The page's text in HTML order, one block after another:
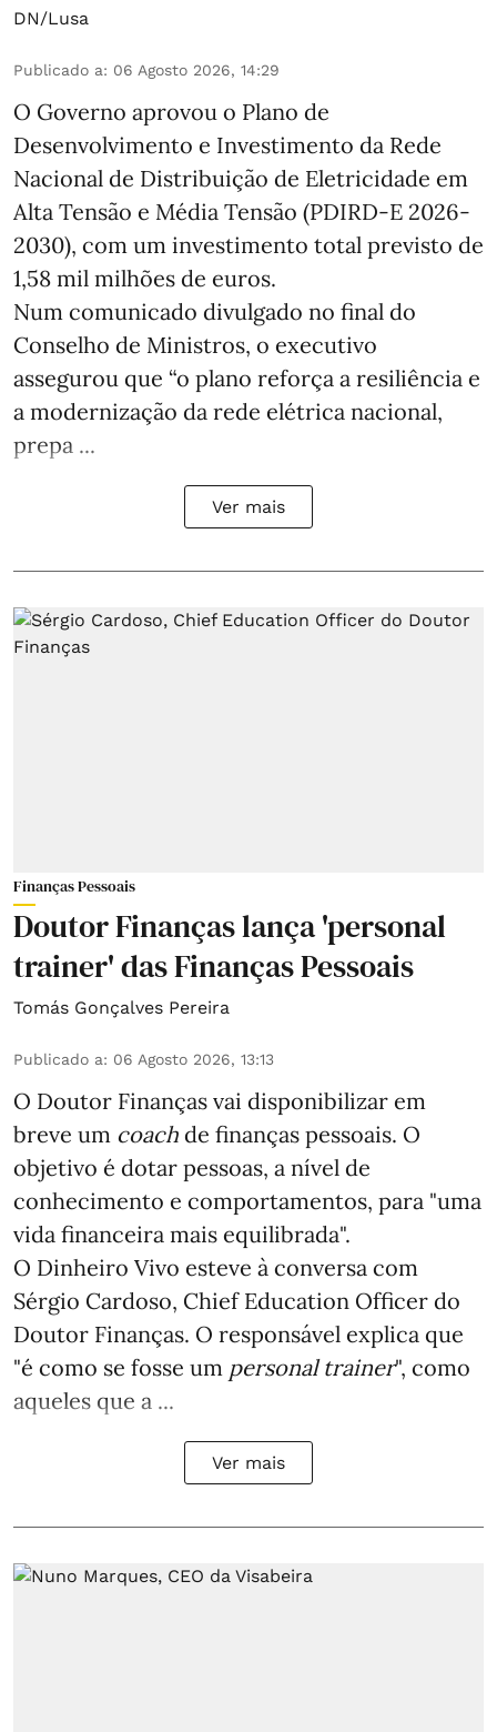
DN/Lusa
Publicado a: 06 Agosto 2026, 14:29
O Governo aprovou o Plano de
Desenvolvimento e Investimento da Rede
Nacional de Distribuição de Eletricidade em
Alta Tensão e Média Tensão (PDIRD-E 2026-
2030), com um investimento total previsto de
1,58 mil milhões de euros.
Num comunicado divulgado no final do
Conselho de Ministros, o executivo
assegurou que “o plano reforça a resiliência e
a modernização da rede elétrica nacional,
prepa ...
Ver mais
Finanças Pessoais
Doutor Finanças lança 'personal
trainer' das Finanças Pessoais
Tomás Gonçalves Pereira
Publicado a: 06 Agosto 2026, 13:13
O Doutor Finanças vai disponibilizar em
breve um coach de finanças pessoais. O
objetivo é dotar pessoas, a nível de
conhecimento e comportamentos, para "uma
vida financeira mais equilibrada".
O Dinheiro Vivo esteve à conversa com
Sérgio Cardoso, Chief Education Officer do
Doutor Finanças. O responsável explica que
"é como se fosse um personal trainer", como
aqueles que a ...
Ver mais